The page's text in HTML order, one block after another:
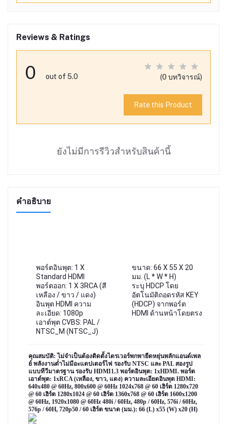
Reviews & Ratings
0 out of 5.0 (0 บทวิจารณ์)
Rate this Product
ยังไม่มีการรีวิวสำหรับสินค้านี้
คำอธิบาย
พอร์ตอินพุต: 1 X
Standard HDMI
พอร์ตออก: 1 X 3RCA (สี
เหลือง / ขาว / แดง)
อินพุต HDMI ความ
ละเอียด: 1080p
เอาต์พุต CVBS: PAL /
NTSC_M (NTSC_J)
ขนาด: 66 X 55 X 20
มม. (L * W * H)
ระบุ HDCP โดย
อัตโนมัติถอดรหัส KEY
(HDCP) จากพอร์ต
HDMI ด้านหน้าโดยตรง
คุณสมบัติ: ไม่จำเป็นต้องติดตั้งไดรเวอร์พกพายืดหยุ่นพลักแอนด์เพล
ย์ พลังงานต่ำไม่มีอะแดปเตอร์ไฟ รองรับ NTSC และ PAL สองรูป
แบบทีวีมาตรฐาน รองรับ HDMI1.3 พอร์ตอินพุต: 1xHDMI. พอร์ต
เอาต์พุต: 1xRCA (เหลือง, ขาว, แดง) ความละเอียดอินพุต HDMI:
640x480 @ 60Hz, 800x600 @ 60Hz 1024x768 @ 60 เฮิร์ต 1280x720
@ 60 เฮิร์ต 1280x1024 @ 60 เฮิร์ต 1360x768 @ 60 เฮิร์ต 1600x1200
@ 60Hz, 1920x1080 @ 60Hz 480i / 60Hz, 480p / 60Hz, 576i / 60Hz,
576p / 60H, 720p50 / 60 เฮิร์ต ขนาด (มม.): 66 (L) x55 (W) x20 (H)